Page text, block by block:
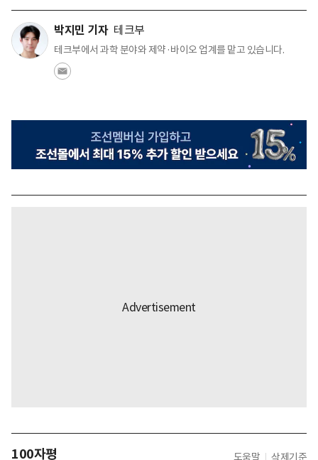
박지민 기자 테크부
테크부에서 과학 분야와 제약·바이오 업계를 맡고 있습니다.
100자평 도움말 삭제기준